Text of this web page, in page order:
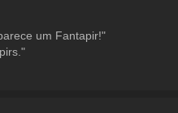
um Fantapir!"